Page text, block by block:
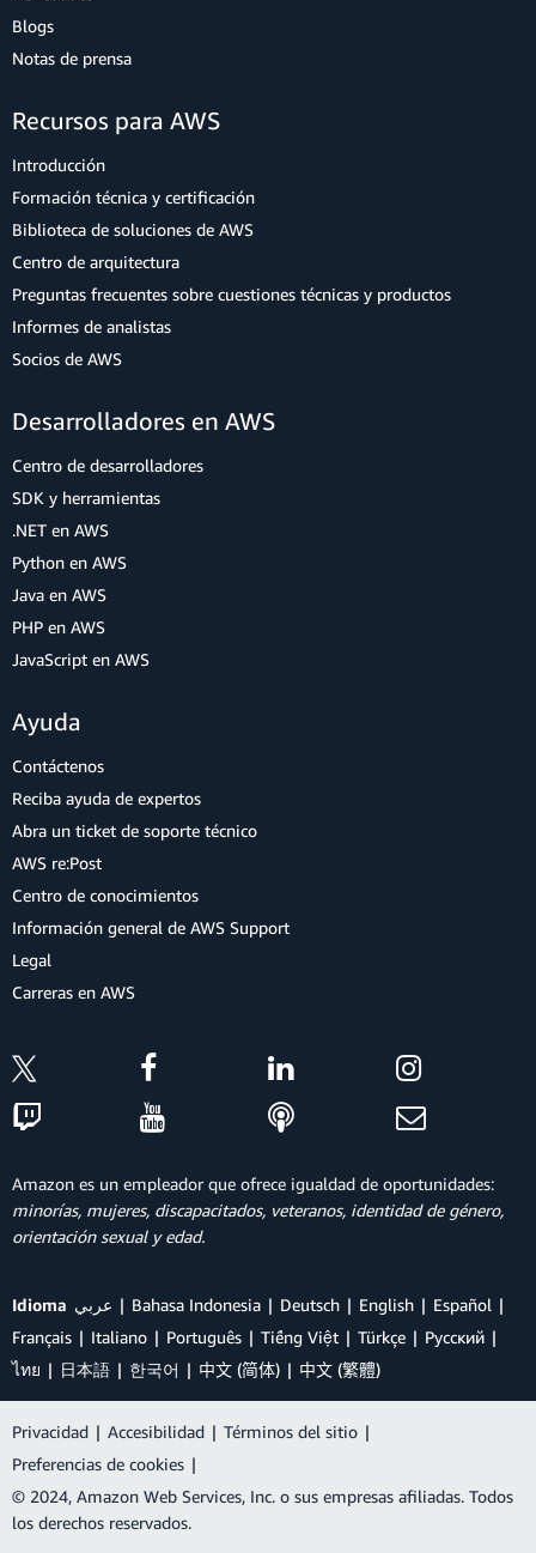
Blogs
Notas de prensa
Recursos para AWS
Introducción
Formación técnica y certificación
Biblioteca de soluciones de AWS
Centro de arquitectura
Preguntas frecuentes sobre cuestiones técnicas y productos
Informes de analistas
Socios de AWS
Desarrolladores en AWS
Centro de desarrolladores
SDK y herramientas
.NET en AWS
Python en AWS
Java en AWS
PHP en AWS
JavaScript en AWS
Ayuda
Contáctenos
Reciba ayuda de expertos
Abra un ticket de soporte técnico
AWS re:Post
Centro de conocimientos
Información general de AWS Support
Legal
Carreras en AWS
Amazon es un empleador que ofrece igualdad de oportunidades:
minorías, mujeres, discapacitados, veteranos, identidad de género,
orientación sexual y edad.
Idioma عربي Bahasa Indonesia Deutsch English
Español
Français
Italiano Português Tiếng Việt Türkçe
Ρусский
ไทย
日本語 한국어 中文 (简体) 中文 (繁體)
Privacidad | Accesibilidad | Términos del sitio |
Preferencias de cookies |
© 2024, Amazon Web Services, Inc. o sus empresas afiliadas. Todos
los derechos reservados.